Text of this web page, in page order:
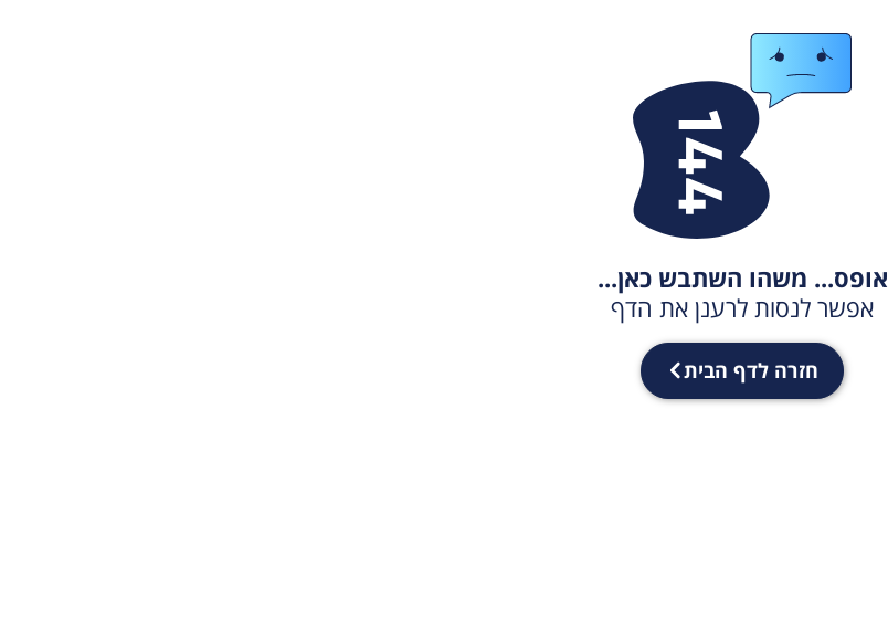
אופס... משהו השתבש כאן...
אפשר לנסות לרענן את הדף
חזרה לדף הבית